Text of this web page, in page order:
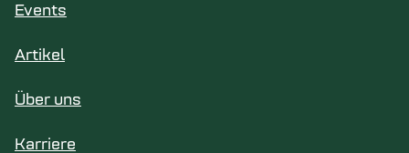
Events
Artikel
Über uns
Karriere